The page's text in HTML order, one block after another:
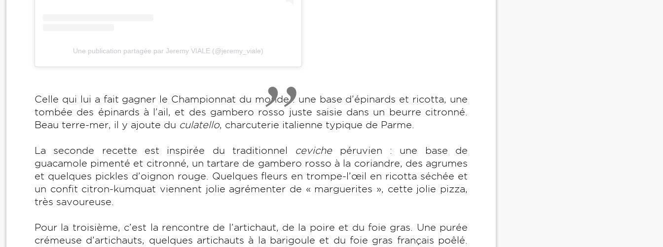
Une publication partagée par Jeremy VIALE (@jeremy_viale)
Celle qui lui a fait gagner le Championnat du monde : une base d’épinards et ricotta, une
tombée des épinards à l’ail, et des gambero rosso juste saisie dans un beurre citronné.
Beau terre-mer, il y ajoute du culatello, charcuterie italienne typique de Parme.
La seconde recette est inspirée du traditionnel cevichepéruvien : une base de
guacamole pimenté et citronné, un tartare de gambero rosso à la coriandre, des agrumes
et quelques pickles d’oignon rouge. Quelques fleurs en trompe-l’œil en ricotta séchée et
un confit citron-kumquat viennent jolie agrémenter de « marguerites », cette jolie pizza,
très savoureuse.
Pour la troisième, c’est la rencontre de l’artichaut, de la poire et du foie gras. Une purée
crémeuse d’artichauts, quelques artichauts à la barigoule et du foie gras français poêlé.